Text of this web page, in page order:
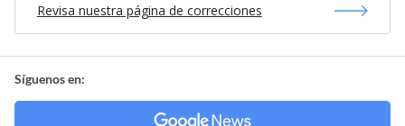
Revisa nuestra página de correcciones
Síguenos en: